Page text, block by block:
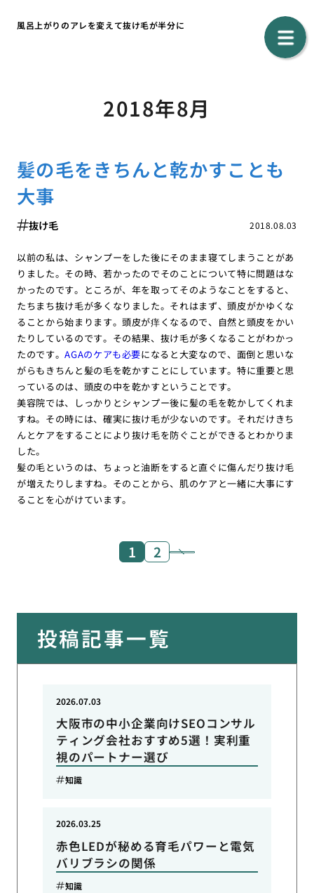
風呂上がりのアレを変えて抜け毛が半分に
2018年8月
髪の毛をきちんと乾かすことも
大事
2018.08.03
抜け毛
以前の私は、シャンプーをした後にそのまま寝てしまうことがあ
りました。その時、若かったのでそのことについて特に問題はな
かったのです。ところが、年を取ってそのようなことをすると、
たちまち抜け毛が多くなりました。それはまず、頭皮がかゆくな
ることから始まります。頭皮が痒くなるので、自然と頭皮をかい
たりしているのです。その結果、抜け毛が多くなることがわかっ
たのです。AGAのケアも必要になると大変なので、面倒と思いな
がらもきちんと髪の毛を乾かすことにしています。特に重要と思
っているのは、頭皮の中を乾かすということです。
美容院では、しっかりとシャンプー後に髪の毛を乾かしてくれま
すね。その時には、確実に抜け毛が少ないのです。それだけきち
んとケアをすることにより抜け毛を防ぐことができるとわかりま
した。
髪の毛というのは、ちょっと油断をすると直ぐに傷んだり抜け毛
が増えたりしますね。そのことから、肌のケアと一緒に大事にす
ることを心がけています。
1 2
投稿記事一覧
大阪市の中小企業向けSEOコンサル
ティング会社おすすめ5選！実利重
視のパートナー選び
2026.07.03
知識
赤色LEDが秘める育毛パワーと電気
バリブラシの関係
2026.03.25
知識